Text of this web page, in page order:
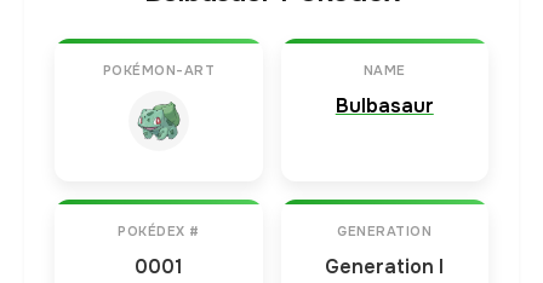
POKÉMON-ART NAME
Bulbasaur
POKÉDEX #
0001
GENERATION
Generation I